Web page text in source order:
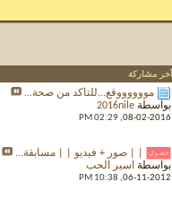
آخر مشاركة
مووووووقع...للتأكد من صحة...
بواسطة 2016nile
08-02-2016,
02:29 PM
| | صور + فيديو | | مسابقة...
بواسطة اسير الحب
06-11-2012,
10:38 PM